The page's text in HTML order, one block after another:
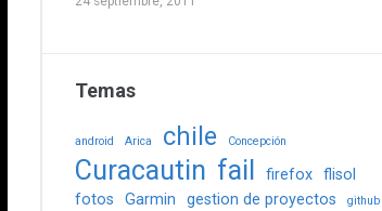
Temas
android Arica chile Concepción
Curacautin fail firefox flisol
fotos
Garmin gestion de proyectos github